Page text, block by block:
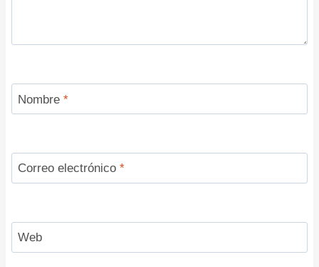
Nombre *
Correo electrónico *
Web